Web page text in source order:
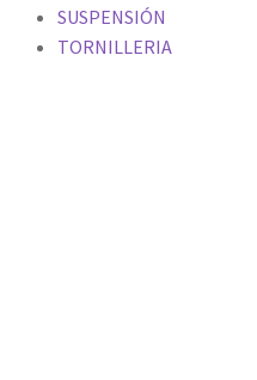
SUSPENSIÓN
TORNILLERIA